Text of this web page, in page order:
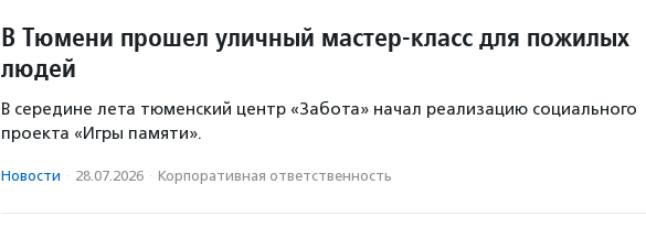
В Тюмени прошел уличный мастер-класс для пожилых
людей
В середине лета тюменский центр «Забота» начал реализацию социального
проекта «Игры памяти».
Новости · 28.07.2026 · Корпоративная ответственность